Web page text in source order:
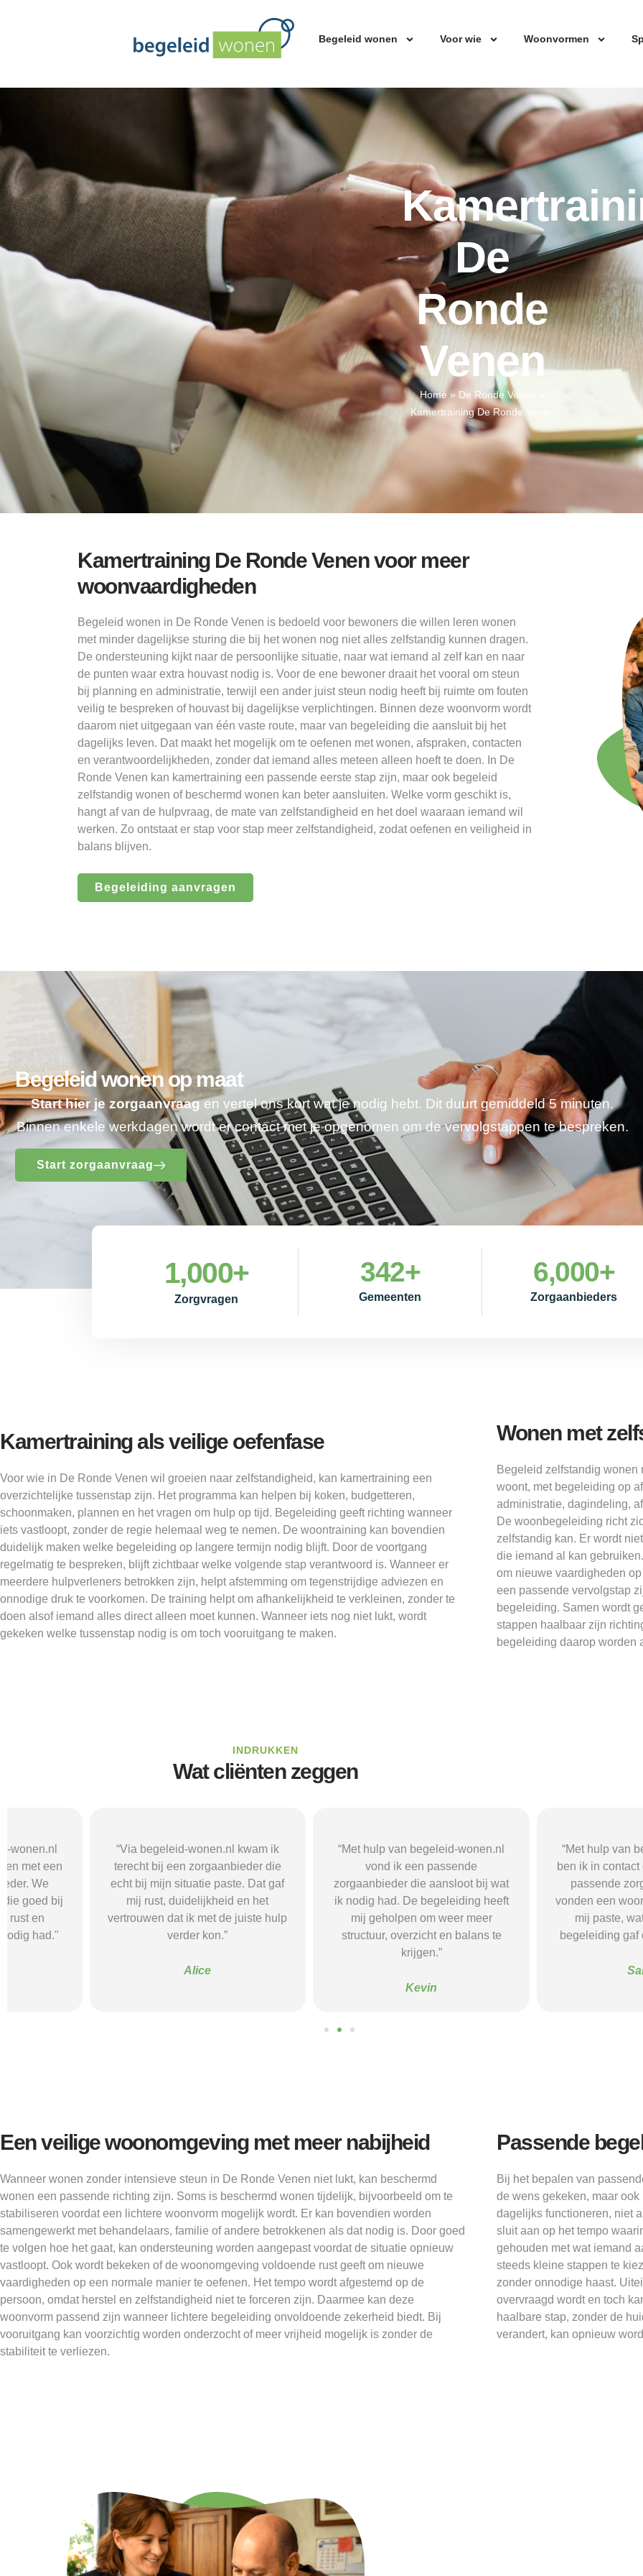
Begeleid wonen Voor wie Woonvormen
De
Ronde
Venen
Home » De Ronde Venen
Kamertraining De Ronde Venen
Kamertraining De Ronde Venen voor meer
woonvaardigheden
Begeleid wonen in De Ronde Venen is bedoeld voor bewoners die willen leren wonen
met minder dagelijkse sturing die bij het wonen nog niet alles zelfstandig kunnen dragen.
De ondersteuning kijkt naar de persoonlijke situatie, naar wat iemand al zelf kan en naar
de punten waar extra houvast nodig is. Voor de ene bewoner draait het vooral om steun
bij planning en administratie, terwijl een ander juist steun nodig heeft bij ruimte om fouten
veilig te bespreken of houvast bij dagelijkse verplichtingen. Binnen deze woonvorm wordt
daarom niet uitgegaan van één vaste route, maar van begeleiding die aansluit bij het
dagelijks leven. Dat maakt het mogelijk om te oefenen met wonen, afspraken, contacten
en verantwoordelijkheden, zonder dat iemand alles meteen alleen hoeft te doen. In De
Ronde Venen kan kamertraining een passende eerste stap zijn, maar ook begeleid
zelfstandig wonen of beschermd wonen kan beter aansluiten. Welke vorm geschikt is,
hangt af van de hulpvraag, de mate van zelfstandigheid en het doel waaraan iemand wil
werken. Zo ontstaat er stap voor stap meer zelfstandigheid, zodat oefenen en veiligheid in
balans blijven.
Begeleiding aanvragen
Begeleid wonen op maat
Start hier je zorgaanvraagen vertel ons kort wat je nodig hebt. Dit duurt gemiddeld 5 minuten.
Binnen enkele werkdagen wordt er contact met je opgenomen om de vervolgstappen te bespreken.
Start zorgaanvraag
Zorgvragen
1,000+
Gemeenten
342+
Zorgaanbieders
6,000+
Kamertraining als veilige oefenfase
Voor wie in De Ronde Venen wil groeien naar zelfstandigheid, kan kamertraining een
overzichtelijke tussenstap zijn. Het programma kan helpen bij koken, budgetteren,
schoonmaken, plannen en het vragen om hulp op tijd. Begeleiding geeft richting wanneer
iets vastloopt, zonder de regie helemaal weg te nemen. De woontraining kan bovendien
duidelijk maken welke begeleiding op langere termijn nodig blijft. Door de voortgang
regelmatig te bespreken, blijft zichtbaar welke volgende stap verantwoord is. Wanneer er
meerdere hulpverleners betrokken zijn, helpt afstemming om tegenstrijdige adviezen en
onnodige druk te voorkomen. De training helpt om afhankelijkheid te verkleinen, zonder te
doen alsof iemand alles direct alleen moet kunnen. Wanneer iets nog niet lukt, wordt
gekeken welke tussenstap nodig is om toch vooruitgang te maken.
Wonen met
Begeleid zelfstandig
woont, met begeleiding op
administratie, dagindeling,
De woonbegeleiding richt
zelfstandig kan. Er wordt
die iemand al kan
om nieuwe vaardigheden
een passende vervolgstap
begeleiding. Samen wordt
stappen haalbaar zijn
begeleiding daarop worden
INDRUKKEN
Wat cliënten zeggen
“Via begeleid-wonen.nl kwam ik
terecht bij een zorgaanbieder die
echt bij mijn situatie paste. Dat gaf
mij rust, duidelijkheid en het
vertrouwen dat ik met de juiste hulp
“Met hulp van begeleid-wonen.nl
vond ik een passende
zorgaanbieder die aansloot bij wat
ik nodig had. De begeleiding heeft
mij geholpen om weer meer
structuur, overzicht en balans te
“Met hulp van begeleid-
ben ik in contact gekomen met
passende zorgaanbieder. We
vonden een woonvorm die goed
mij paste, wat mij de rust en
begeleiding gaf die ik nodig
Een veilige woonomgeving met meer nabijheid
Wanneer wonen zonder intensieve steun in De Ronde Venen niet lukt, kan beschermd
wonen een passende richting zijn. Soms is beschermd wonen tijdelijk, bijvoorbeeld om te
stabiliseren voordat een lichtere woonvorm mogelijk wordt. Er kan bovendien worden
samengewerkt met behandelaars, familie of andere betrokkenen als dat nodig is. Door goed
te volgen hoe het gaat, kan ondersteuning worden aangepast voordat de situatie opnieuw
vastloopt. Ook wordt bekeken of de woonomgeving voldoende rust geeft om nieuwe
vaardigheden op een normale manier te oefenen. Het tempo wordt afgestemd op de
persoon, omdat herstel en zelfstandigheid niet te forceren zijn. Daarmee kan deze
woonvorm passend zijn wanneer lichtere begeleiding onvoldoende zekerheid biedt. Bij
vooruitgang kan voorzichtig worden onderzocht of meer vrijheid mogelijk is zonder de
stabiliteit te verliezen.
Passende
Bij het bepalen van
de wens gekeken, maar
dagelijks functioneren, niet
sluit aan op het tempo
gehouden met wat iemand
steeds kleine stappen te
zonder onnodige haast.
overvraagd wordt en toch
haalbare stap, zonder de
verandert, kan opnieuw